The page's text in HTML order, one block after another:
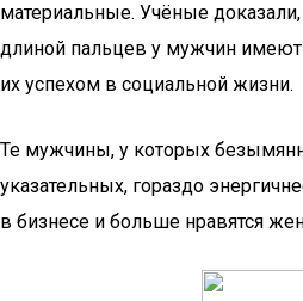
материальные. Учёные
длиной пальцев у мужчин
их успехом в социальной жизни.
Те мужчины, у которых
указательных, гораздо
в бизнесе и больше нравятся